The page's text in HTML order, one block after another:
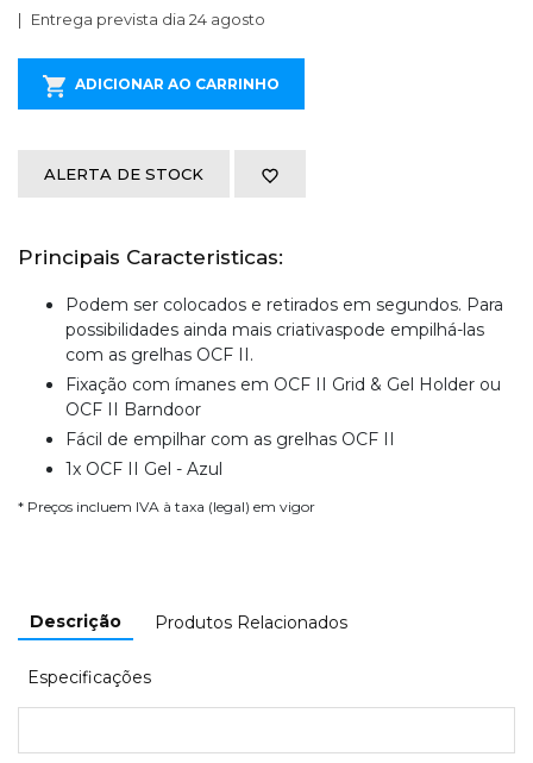
Entrega prevista dia 24 agosto
ADICIONAR AO CARRINHO
ALERTA DE STOCK
Principais Caracteristicas:
Podem ser colocados e retirados em segundos. Para
possibilidades ainda mais criativaspode empilhá-las
com as grelhas OCF II.
Fixação com ímanes em OCF II Grid & Gel Holder ou
OCF II Barndoor
Fácil de empilhar com as grelhas OCF II
1x OCF II Gel - Azul
* Preços incluem IVA à taxa (legal) em vigor
Descrição Produtos Relacionados
Especificações